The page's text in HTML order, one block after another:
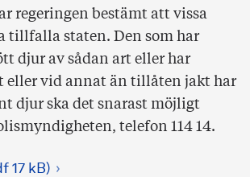
regeringen bestämt att vissa
tillfalla staten. Den som har
djur av sådan art eller har
eller vid annat än tillåten jakt har
djur ska det snarast möjligt
telefon 114 14.
17 kB)